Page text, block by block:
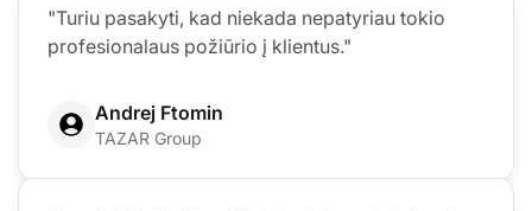
"Turiu pasakyti, kad niekada nepatyriau tokio
profesionalaus požiūrio į klientus."
Andrej Ftomin
TAZAR Group